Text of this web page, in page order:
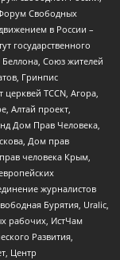
Свободных
в России –
государственного
Союз жителей
Гринпис
TCCN, Агора,
Алтай проект,
Дом Прав Человека,
Дом прав
человека Крым,
журналистов
Бурятия, Uralic,
рабочих, ИстЧам
Развития,
Центр